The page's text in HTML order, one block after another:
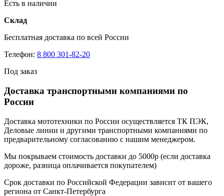
Есть в наличии
Склад
Бесплатная доставка по всей России
Телефон: 8 800 301-82-20
Под заказ
Доставка транспортными компаниями по
России
Доставка мототехники по России осуществляется ТК ПЭК,
Деловые линии и другими транспортными компаниями по
предварительному согласованию с нашим менеджером.
Мы покрываем стоимость доставки до 5000р (если доставка
дороже, разница оплачивается покупателем)
Срок доставки по Российской Федерации зависит от вашего
региона от Санкт-Петербурга